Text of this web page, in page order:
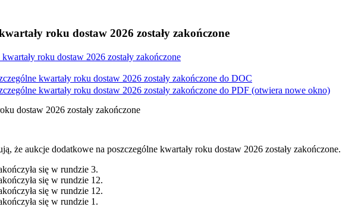
roku dostaw 2026 zostały zakończone
roku dostaw 2026 zostały zakończone
kwartały roku dostaw 2026 zostały zakończone do DOC
kwartały roku dostaw 2026 zostały zakończone do PDF (otwiera nowe okno)
dostaw 2026 zostały zakończone
że aukcje dodatkowe na poszczególne kwartały roku dostaw 2026 zostały zakończone.
się w rundzie 3.
się w rundzie 12.
się w rundzie 12.
się w rundzie 1.